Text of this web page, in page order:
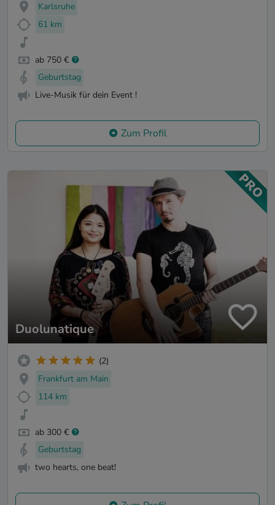
Karlsruhe
61 km
ab 750 €
Geburtstag
Live-Musik für dein Event !
Zum Profil
Duolunatique
(2)
Frankfurt am Main
114 km
ab 300 €
Geburtstag
two hearts, one beat!